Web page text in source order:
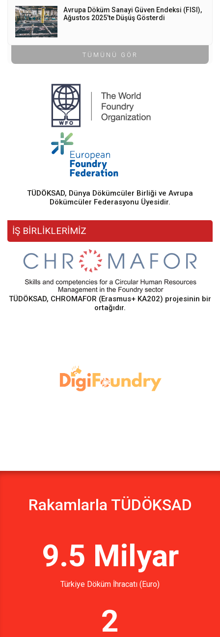
Avrupa Döküm Sanayi Güven Endeksi (FISI),
Ağustos 2025’te Düşüş Gösterdi
TÜMÜNÜ GÖR
TÜDÖKSAD, Dünya Dökümcüler Birliği ve Avrupa
Dökümcüler Federasyonu Üyesidir.
İŞ BİRLİKLERİMİZ
TÜDÖKSAD, CHROMAFOR (Erasmus+ KA202) projesinin bir
ortağıdır.
Rakamlarla TÜDÖKSAD
9.5 Milyar
Türkiye Döküm İhracatı (Euro)
2